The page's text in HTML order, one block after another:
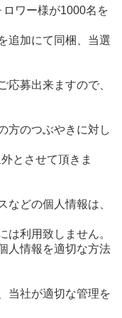
ワー様が1000名を
追加にて同梱、当選
応募出来ますので、
方のつぶやきに対し
とさせて頂きま
などの個人情報は、
は利用致しません。
人情報を適切な方法
当社が適切な管理を